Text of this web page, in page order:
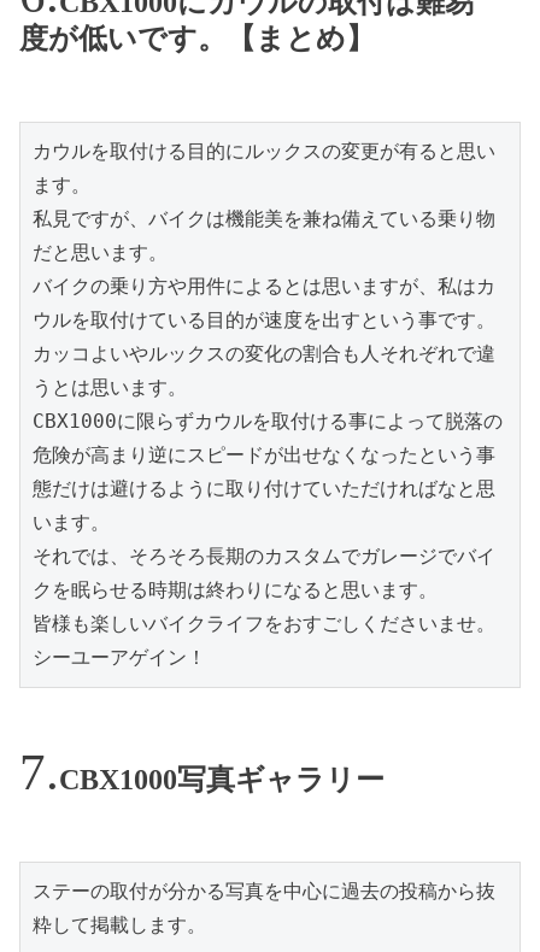
度が低いです。【まとめ】
カウルを取付ける目的にルックスの変更が有ると思い
ます。
私見ですが、バイクは機能美を兼ね備えている乗り物
だと思います。
バイクの乗り方や用件によるとは思いますが、私はカ
ウルを取付けている目的が速度を出すという事です。
カッコよいやルックスの変化の割合も人それぞれで違
うとは思います。
CBX1000に限らずカウルを取付ける事によって脱落の
危険が高まり逆にスピードが出せなくなったという事
態だけは避けるように取り付けていただければなと思
います。
それでは、そろそろ長期のカスタムでガレージでバイ
クを眠らせる時期は終わりになると思います。
皆様も楽しいバイクライフをおすごしくださいませ。
シーユーアゲイン！
CBX1000写真ギャラリー
ステーの取付が分かる写真を中心に過去の投稿から抜
粋して掲載します。